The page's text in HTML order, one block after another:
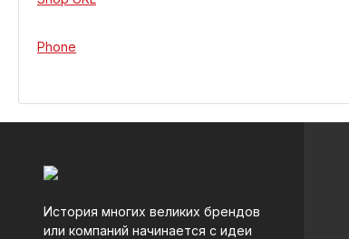
Phone
История многих великих брендов
или компаний начинается с идеи